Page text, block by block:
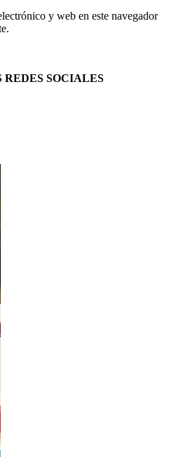
y web en este navegador
REDES SOCIALES